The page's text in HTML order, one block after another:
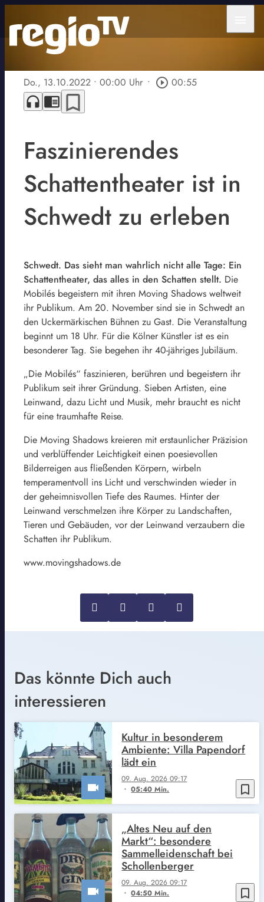
Do., 13.10.2022 • 00:00 Uhr • play_circle_outline 00:55
headphones chrome_reader_mode bookmark_border
Faszinierendes
Schattentheater ist in
Schwedt zu erleben
Schwedt. Das sieht man wahrlich nicht alle Tage: Ein
Schattentheater, das alles in den Schatten stellt. Die
Mobilés begeistern mit ihren Moving Shadows weltweit
ihr Publikum. Am 20. November sind sie in Schwedt an
den Uckermärkischen Bühnen zu Gast. Die Veranstaltung
beginnt um 18 Uhr. Für die Kölner Künstler ist es ein
besonderer Tag. Sie begehen ihr 40-jähriges Jubiläum.
„Die Mobilés“ faszinieren, berühren und begeistern ihr
Publikum seit ihrer Gründung. Sieben Artisten, eine
Leinwand, dazu Licht und Musik, mehr braucht es nicht
für eine traumhafte Reise.
Die Moving Shadows kreieren mit erstaunlicher Präzision
und verblüffender Leichtigkeit einen poesievollen
Bilderreigen aus fließenden Körpern, wirbeln
temperamentvoll ins Licht und verschwinden wieder in
der geheimnisvollen Tiefe des Raumes. Hinter der
Leinwand verschmelzen ihre Körper zu Landschaften,
Tieren und Gebäuden, vor der Leinwand verzaubern die
Schatten ihr Publikum.
www.movingshadows.de
Das könnte Dich auch
interessieren
bookmark_border
09. Aug. 2026 09:17
05:40 Min.
Kultur in besonderem
Ambiente: Villa Papendorf
lädt ein
bookmark_border
09. Aug. 2026 09:17
04:50 Min.
„Altes Neu auf den
Markt“: besondere
Sammelleidenschaft bei
Schollenberger